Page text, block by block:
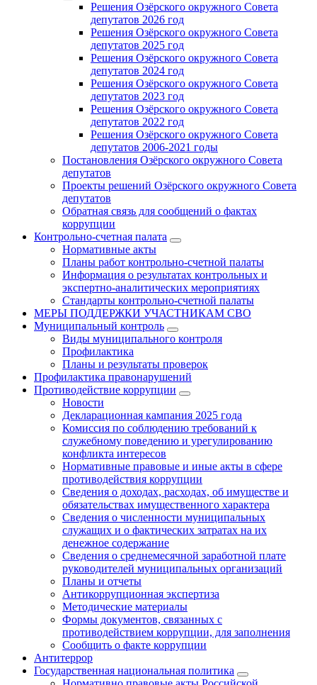
Решения Озёрского окружного Совета
депутатов 2026 год
Решения Озёрского окружного Совета
депутатов 2025 год
Решения Озёрского окружного Совета
депутатов 2024 год
Решения Озёрского окружного Совета
депутатов 2023 год
Решения Озёрского окружного Совета
депутатов 2022 год
Решения Озёрского окружного Совета
депутатов 2006-2021 годы
Постановления Озёрского окружного Совета
депутатов
Проекты решений Озёрского окружного Совета
депутатов
Обратная связь для сообщений о фактах
коррупции
Контрольно-счетная палата
Нормативные акты
Планы работ контрольно-счетной палаты
Информация о результатах контрольных и
экспертно-аналитических мероприятиях
Стандарты контрольно-счетной палаты
МЕРЫ ПОДДЕРЖКИ УЧАСТНИКАМ СВО
Муниципальный контроль
Виды муниципального контроля
Профилактика
Планы и результаты проверок
Профилактика правонарушений
Противодействие коррупции
Новости
Декларационная кампания 2025 года
Комиссия по соблюдению требований к
служебному поведению и урегулированию
конфликта интересов
Нормативные правовые и иные акты в сфере
противодействия коррупции
Сведения о доходах, расходах, об имуществе и
обязательствах имущественного характера
Сведения о численности муниципальных
служащих и о фактических затратах на их
денежное содержание
Сведения о среднемесячной заработной плате
руководителей муниципальных организаций
Планы и отчеты
Антикоррупционная экспертиза
Методические материалы
Формы документов, связанных с
противодействием коррупции, для заполнения
Сообщить о факте коррупции
Антитеррор
Государственная национальная политика